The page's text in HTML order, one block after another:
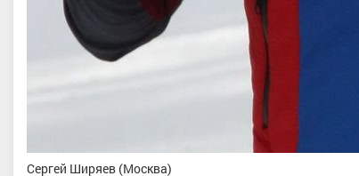
Сергей Ширяев (Москва)